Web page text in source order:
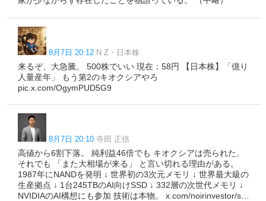
8月7日 20:12 N Z・日本株
来るぞ、大急騰。 500株でいい 現在：58円 【日本株】「億り
人量産年」 もう第2のキオクシアやろ
pic.x.com/OgymPUD5G9
8月7日 20:10 寺田 正信
高値から6割下落。 純利益46倍でも キオクシアは売られた。
それでも 「また大相場が来る」 と言い切れる理由がある。
1987年にNANDを発明 ↓ 世界初の3次元メモリ ↓ 世界最大級の
生産拠点 ↓ 1台245TBのAI向けSSD ↓ 332層の次世代メモリ ↓
NVIDIAのAI構想にも参加 技術は本物。 x.com/noirinvestor/s…